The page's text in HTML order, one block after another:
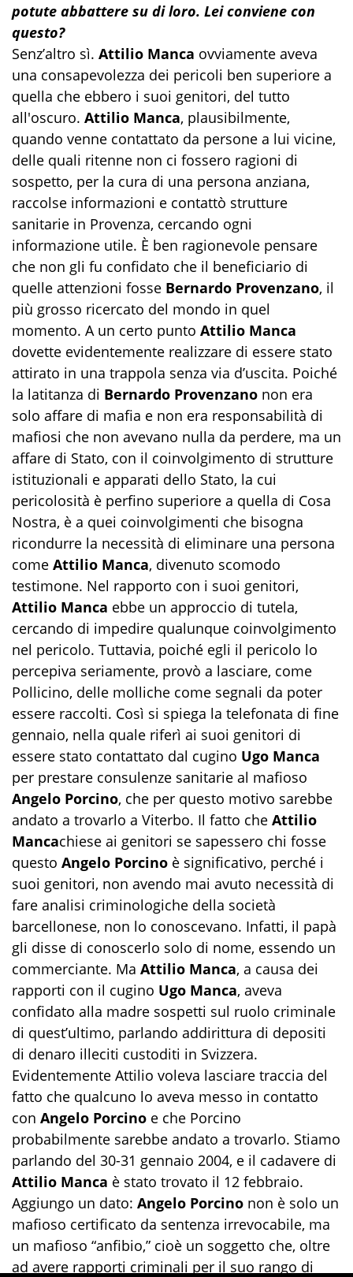
potute abbattere su di loro. Lei conviene con
questo?
Senz’altro sì. Attilio Manca ovviamente aveva
una consapevolezza dei pericoli ben superiore a
quella che ebbero i suoi genitori, del tutto
all'oscuro. Attilio Manca, plausibilmente,
quando venne contattato da persone a lui vicine,
delle quali ritenne non ci fossero ragioni di
sospetto, per la cura di una persona anziana,
raccolse informazioni e contattò strutture
sanitarie in Provenza, cercando ogni
informazione utile. È ben ragionevole pensare
che non gli fu confidato che il beneficiario di
quelle attenzioni fosse Bernardo Provenzano, il
più grosso ricercato del mondo in quel
momento. A un certo punto Attilio Manca
dovette evidentemente realizzare di essere stato
attirato in una trappola senza via d’uscita. Poiché
la latitanza di Bernardo Provenzano non era
solo affare di mafia e non era responsabilità di
mafiosi che non avevano nulla da perdere, ma un
affare di Stato, con il coinvolgimento di strutture
istituzionali e apparati dello Stato, la cui
pericolosità è perfino superiore a quella di Cosa
Nostra, è a quei coinvolgimenti che bisogna
ricondurre la necessità di eliminare una persona
come Attilio Manca, divenuto scomodo
testimone. Nel rapporto con i suoi genitori,
Attilio Manca ebbe un approccio di tutela,
cercando di impedire qualunque coinvolgimento
nel pericolo. Tuttavia, poiché egli il pericolo lo
percepiva seriamente, provò a lasciare, come
Pollicino, delle molliche come segnali da poter
essere raccolti. Così si spiega la telefonata di fine
gennaio, nella quale riferì ai suoi genitori di
essere stato contattato dal cugino Ugo Manca
per prestare consulenze sanitarie al mafioso
Angelo Porcino, che per questo motivo sarebbe
andato a trovarlo a Viterbo. Il fatto che Attilio
Mancachiese ai genitori se sapessero chi fosse
questo Angelo Porcino è significativo, perché i
suoi genitori, non avendo mai avuto necessità di
fare analisi criminologiche della società
barcellonese, non lo conoscevano. Infatti, il papà
gli disse di conoscerlo solo di nome, essendo un
commerciante. Ma Attilio Manca, a causa dei
rapporti con il cugino Ugo Manca, aveva
confidato alla madre sospetti sul ruolo criminale
di quest’ultimo, parlando addirittura di depositi
di denaro illeciti custoditi in Svizzera.
Evidentemente Attilio voleva lasciare traccia del
fatto che qualcuno lo aveva messo in contatto
con Angelo Porcino e che Porcino
probabilmente sarebbe andato a trovarlo. Stiamo
parlando del 30-31 gennaio 2004, e il cadavere di
Attilio Manca è stato trovato il 12 febbraio.
Aggiungo un dato: Angelo Porcino non è solo un
mafioso certificato da sentenza irrevocabile, ma
un mafioso “anfibio,” cioè un soggetto che, oltre
ad avere rapporti criminali per il suo rango di